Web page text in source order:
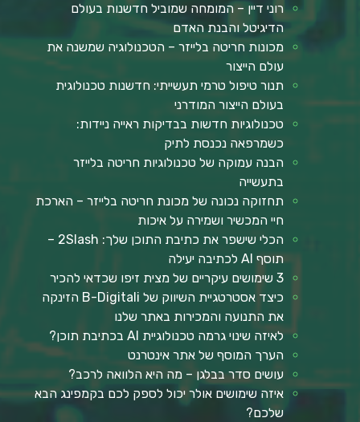
רוני דיין – המומחה שמוביל חדשנות בעולם
הדיגיטל והבנת האדם
מכונות חריטה בלייזר – הטכנולוגיה שמשנה את
עולם הייצור
תנור טיפול טרמי תעשייתי: חדשנות טכנולוגית
בעולם הייצור המודרני
טכנולוגיות חדשות בבדיקות ראייה ניידות:
כשמרפאה נכנסת לתיק
הבנה עמוקה של טכנולוגיות חריטה בלייזר
בתעשייה
תחזוקה נכונה של מכונת חריטה בלייזר – הארכת
חיי המכשיר ושמירה על איכות
הכלי שישפר את כתיבת התוכן שלך: 2Slash –
תוסף AI לכתיבה יעילה
3 שימושים עיקריים של מצית זיפו שכדאי להכיר
כיצד אסטרטגיית השיווק של B-Digitali הזינקה
את התנועה והמכירות באתר שלנו
לאיזה שינוי גרמה טכנולוגיית AI בכתיבת תוכן?
הערך המוסף של אתר אינטרנט
עושים סדר בבלגן – מה היא הלוואה לרכב?
איזה שימושים אולר יכול לספק לכם בקמפינג הבא
שלכם?